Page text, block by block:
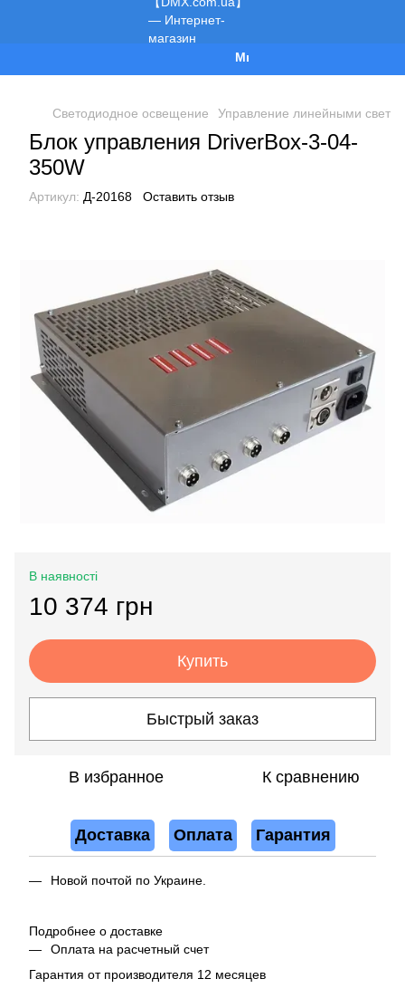
Мы работаем!
Светодиодное освещение Управление линейными
Блок управления DriverBox-3-04-
350W
Артикул: Д-20168 Оставить отзыв
В наявностi
10 374 грн
Купить
Быстрый заказ
В избранное К сравнению
Доставка Оплата Гарантия
Новой почтой по Украине.
Подробнее о доставке
Оплата на расчетный счет
Гарантия от производителя 12 месяцев